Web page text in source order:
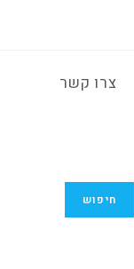
צרו קשר
חיפוש